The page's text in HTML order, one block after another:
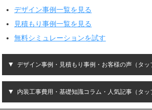
デザイン事例一覧を見る
見積もり事例一覧を見る
無料シミュレーションを試す
デザイン事例・見積もり事例・お客様の声（タッ
内装工事費用・基礎知識コラム・人気記事（タッ